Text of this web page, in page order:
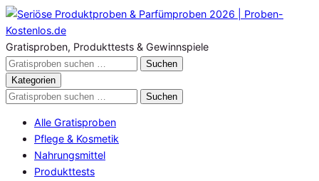
Zum
Inhalt
springen
Gratisproben, Produkttests & Gewinnspiele
Gratisproben
durchsuchen
Suchen
Kategorien
Gratisproben
Suchen
Alle Gratisproben
Pflege & Kosmetik
Nahrungsmittel
Produkttests